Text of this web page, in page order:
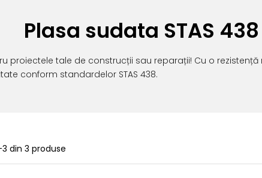
Plasa sudata STAS 438
proiectele tale de construcții sau reparații! Cu o
conform standardelor STAS 438.
3 din 3 produse